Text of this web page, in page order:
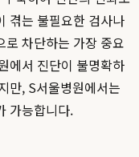
겪는 불필요한 검사나
차단하는 가장 중요
에서 진단이 불명확하
만, S서울병원에서는
가능합니다.